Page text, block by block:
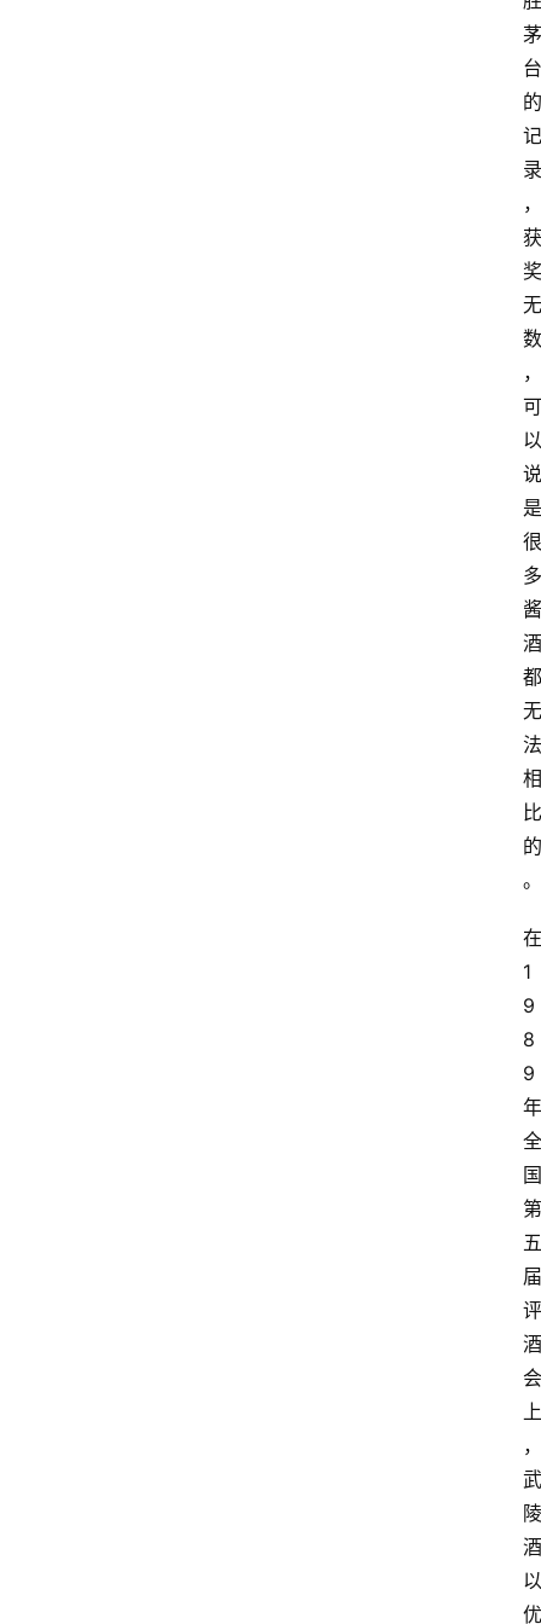
茅
台
的
记
录
，
获
奖
无
数
，
可
以
说
是
很
多
酱
酒
都
无
法
相
比
的
。
在
1
9
8
9
年
全
国
第
五
届
评
酒
会
上
，
武
陵
酒
以
优